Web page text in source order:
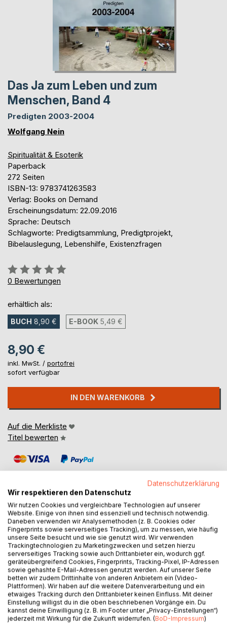
Das Ja zum Leben und zum
Menschen, Band 4
Predigten 2003-2004
Wolfgang Nein
Spiritualität & Esoterik
Paperback
272 Seiten
ISBN-13: 9783741263583
Verlag: Books on Demand
Erscheinungsdatum: 22.09.2016
Sprache: Deutsch
Schlagworte: Predigtsammlung, Predigtprojekt,
Bibelauslegung, Lebenshilfe, Existenzfragen
Bewertung::
0%
0 Bewertungen
erhältlich als:
BUCH 8,90 € E-BOOK 5,49 €
8,90 €
inkl. MwSt. / portofrei
sofort verfügbar
IN DEN WARENKORB
Auf die Merkliste
Titel bewerten
BESCHREIBUNG
Predigten sind der Versuch, in Worte zu fassen, was viel
größer und höher und tiefer ist, als dass wir es jemals mit
Worten beschreiben könnten. Sie sind der Versuch, in
Worte zu fassen, was so schön und so gut und so
großartig ist, dass es uns durch ungläubiges Staunen
sprachlos macht, oder was so schrecklich ist, dass es uns
vor Entsetzen die Sprache verschlägt.
Vor dem Unbegreiflichen und den Ungereimtheiten des
Datenschutzerklärung
Wir respektieren den Datenschutz
Wir nutzen Cookies und vergleichbare Technologien auf unserer
Website. Einige von ihnen sind essenziell und technisch notwendig.
Daneben verwenden wir Analysemethoden (z. B. Cookies oder
Fingerprints sowie serverseitiges Tracking), um zu messen, wie häufig
unsere Seite besucht und wie sie genutzt wird. Wir verwenden
Trackingtechnologien zu Marketingzwecken und setzen hierzu
serverseitiges Tracking sowie auch Drittanbieter ein, wodurch ggf.
geräteübergreifend Cookies, Fingerprints, Tracking-Pixel, IP-Adressen
sowie gehashte E-Mail-Adressen genutzt werden. Auf unserer Seite
betten wir zudem Drittinhalte von anderen Anbietern ein (Video-
Plattformen). Wir haben auf die weitere Datenverarbeitung und ein
etwaiges Tracking durch den Drittanbieter keinen Einfluss. Mit deiner
Einstellung willigst du in die oben beschriebenen Vorgänge ein. Du
kannst deine Einwilligung (z. B. im Footer unter „Privacy-Einstellungen“)
jederzeit mit Wirkung für die Zukunft widerrufen. (BoD-Impressum)